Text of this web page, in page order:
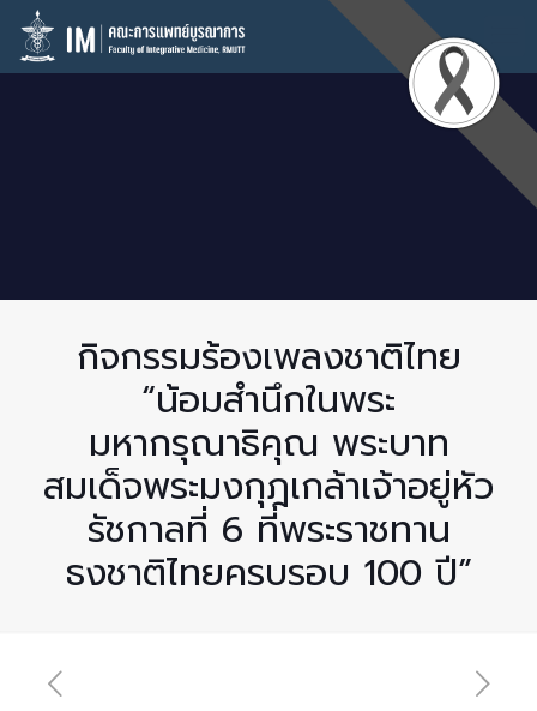
กิจกรรมร้องเพลงชาติไทย
“น้อมสำนึกในพระ
มหากรุณาธิคุณ พระบาท
สมเด็จพระมงกุฎเกล้าเจ้าอยู่หัว
รัชกาลที่ 6 ที่พระราชทาน
ธงชาติไทยครบรอบ 100 ปี”